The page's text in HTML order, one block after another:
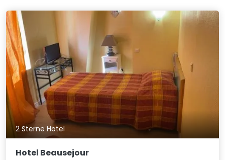
2 Sterne Hotel
Hotel Beausejour